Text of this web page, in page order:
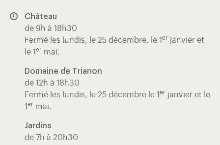
Château
de 9h à 18h30
Fermé les lundis, le 25 décembre, le 1 er janvier et
le 1 er mai.
Domaine de Trianon
de 12h à 18h30
Fermé les lundis, le 25 décembre le 1 er janvier et le
1 er mai.
Jardins
de 7h à 20h30